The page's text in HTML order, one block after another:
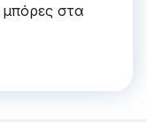
μπόρες στα